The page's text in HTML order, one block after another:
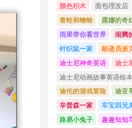
颜色积木
面包理发店
青蛙和蟾蜍
露娜的奇
雨果带你看世界
闹腾
针织鼠一家
邮递员派
迪士尼神奇英语
迪士
迪士尼动画故事英语绘
迪伦的游戏冒险
迪亚
辛普森一家
车宝四兄
路易小兔子
趣趣知知